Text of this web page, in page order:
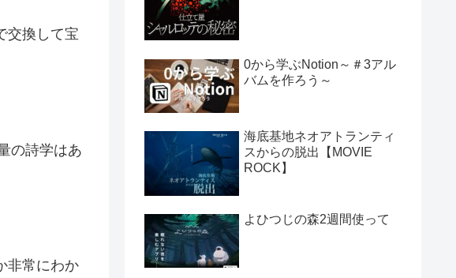
交換して宝
の詩学はあ
非常にわか
0から学ぶNotion～＃3アル
バムを作ろう～
海底基地ネオアトランティ
スからの脱出【MOVIE
ROCK】
よひつじの森2週間使って